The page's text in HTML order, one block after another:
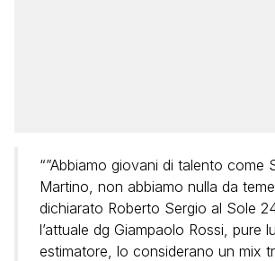
“”Abbiamo giovani di talento come
Martino, non abbiamo nulla da
dichiarato Roberto Sergio al Sole
l’attuale dg Giampaolo Rossi, pure
estimatore, lo considerano un mix